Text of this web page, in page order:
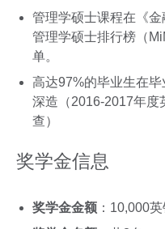
管理学硕士课程在《
管理学硕士排行榜（
单。
高达97%的毕业生在
深造（2016-2017年度
查）
奖学金信息
奖学金金额 ：10,000